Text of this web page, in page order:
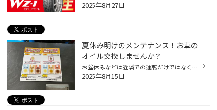
2025年8月27日
夏休み明けのメンテナンス！お車の
オイル交換しませんか？
お盆休みなどは近隣での運転だけではなく、長距離のドライブも多かったのではないでしょうか？ 長期のお出かけでお車を使用した後は、「エンジンオイル」の交換時期かもしれません。 お車のリフレッシュも兼ねて、コクピット・タイヤ館でエンジンオイル交換しませんか？ 【エンジンオイル交換しない...
2025年8月15日